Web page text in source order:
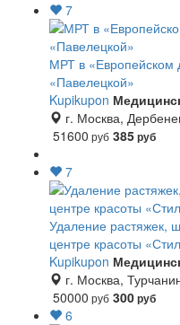
7
МРТ в «Европейском
«Павелецкой»
Kupikupon
г. Москва,
51600 руб 385руб
7
Удаление растяжек,
центре красоты
Kupikupon
г. Москва,
50000 руб 300руб
6